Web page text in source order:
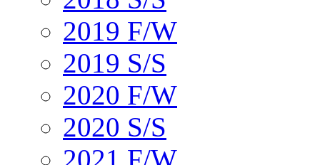
2019 F/W
2019 S/S
2020 F/W
2020 S/S
2021 F/W